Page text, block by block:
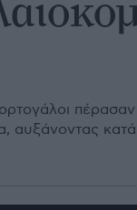
αυξάνοντας